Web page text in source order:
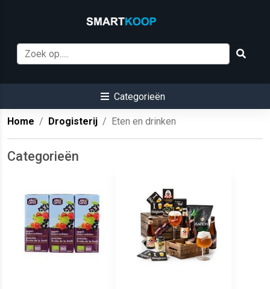
Categorieën
Home Drogisterij Eten en drinken
Categorieën